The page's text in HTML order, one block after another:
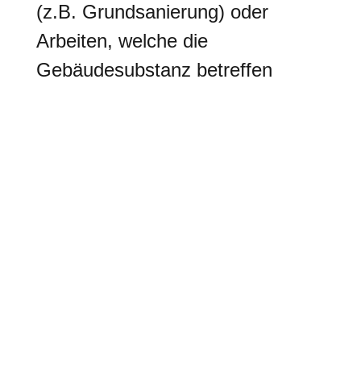
(z.B. Grundsanierung) oder
Arbeiten, welche die
Gebäudesubstanz betreffen